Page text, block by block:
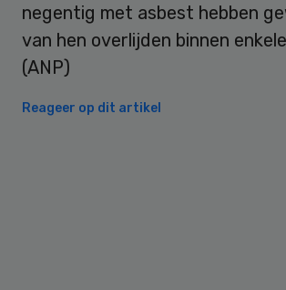
negentig met asbest hebben
van hen overlijden binnen
(ANP)
Reageer op dit artikel